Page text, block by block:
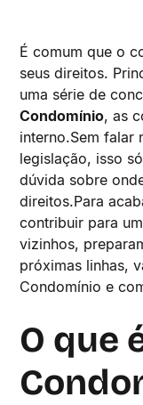
É comum que o
seus direitos.
uma série de
Condomínio, as
interno.Sem falar
legislação, isso
dúvida sobre
direitos.Para
contribuir para
vizinhos,
próximas linhas,
Condomínio e
O que